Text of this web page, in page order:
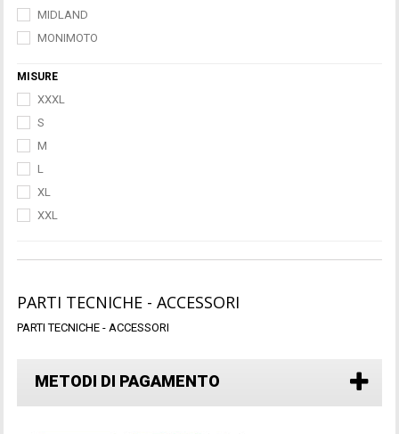
MIDLAND
MONIMOTO
MISURE
XXXL
S
M
L
XL
XXL
PARTI TECNICHE - ACCESSORI
PARTI TECNICHE - ACCESSORI
METODI DI PAGAMENTO